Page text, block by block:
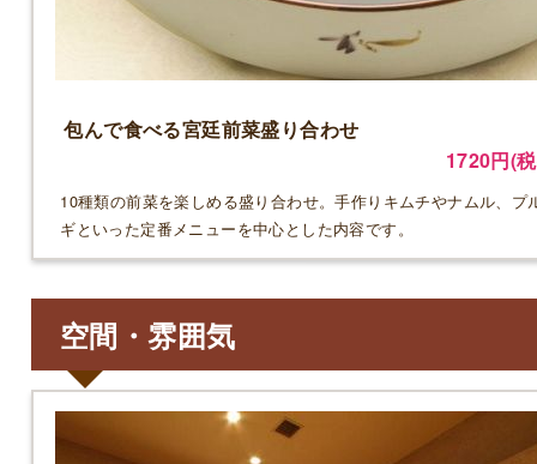
包んで食べる宮廷前菜盛り合わせ
1720円(
10種類の前菜を楽しめる盛り合わせ。手作りキムチやナムル、プ
ギといった定番メニューを中心とした内容です。
空間・雰囲気